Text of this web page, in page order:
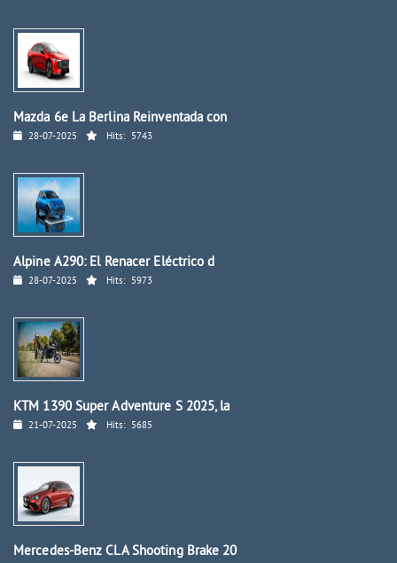
Mazda 6e La Berlina Reinventada con
28-07-2025 Hits: 5743
Alpine A290: El Renacer Eléctrico d
28-07-2025 Hits: 5973
KTM 1390 Super Adventure S 2025, la
21-07-2025 Hits: 5685
Mercedes-Benz CLA Shooting Brake 20